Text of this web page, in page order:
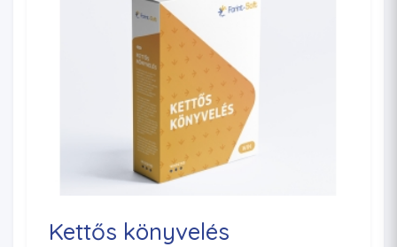
Kettős könyvelés